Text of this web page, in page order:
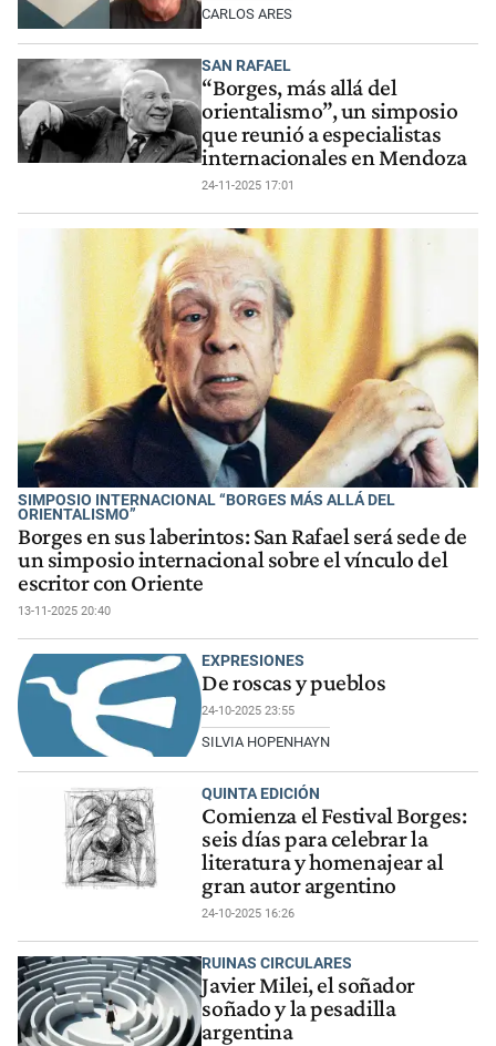
CARLOS ARES
SAN RAFAEL
“Borges, más allá del
orientalismo”, un simposio
que reunió a especialistas
internacionales en Mendoza
24-11-2025 17:01
SIMPOSIO INTERNACIONAL “BORGES MÁS ALLÁ DEL
ORIENTALISMO”
Borges en sus laberintos: San Rafael será sede de
un simposio internacional sobre el vínculo del
escritor con Oriente
13-11-2025 20:40
EXPRESIONES
De roscas y pueblos
24-10-2025 23:55
SILVIA HOPENHAYN
QUINTA EDICIÓN
Comienza el Festival Borges:
seis días para celebrar la
literatura y homenajear al
gran autor argentino
24-10-2025 16:26
RUINAS CIRCULARES
Javier Milei, el soñador
soñado y la pesadilla
argentina